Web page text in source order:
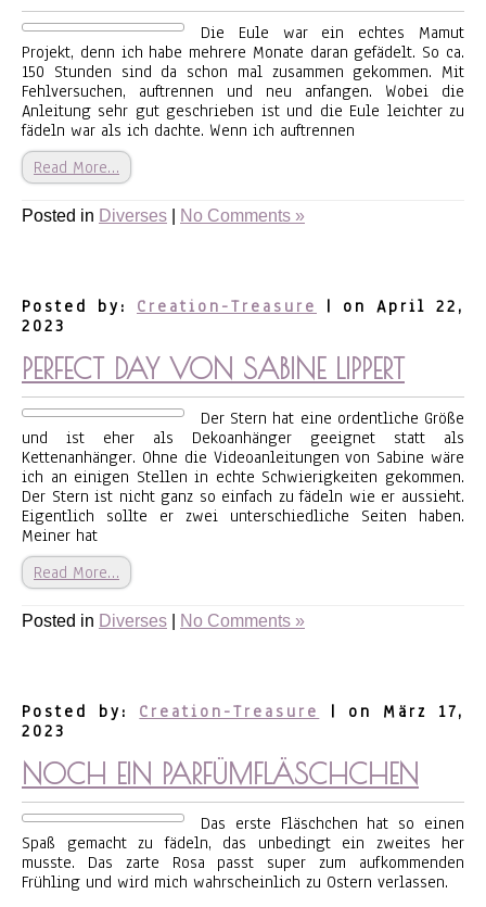
Die Eule war ein echtes Mamut
Projekt, denn ich habe mehrere Monate daran gefädelt. So ca.
150 Stunden sind da schon mal zusammen gekommen. Mit
Fehlversuchen, auftrennen und neu anfangen. Wobei die
Anleitung sehr gut geschrieben ist und die Eule leichter zu
fädeln war als ich dachte. Wenn ich auftrennen
Read More…
Posted in Diverses No Comments »
Posted by: Creation-Treasure
| on April 22,
2023
PERFECT DAY VON SABINE LIPPERT
Der Stern hat eine ordentliche Größe
und ist eher als Dekoanhänger geeignet statt als
Kettenanhänger. Ohne die Videoanleitungen von Sabine wäre
ich an einigen Stellen in echte Schwierigkeiten gekommen.
Der Stern ist nicht ganz so einfach zu fädeln wie er aussieht.
Eigentlich sollte er zwei unterschiedliche Seiten haben.
Meiner hat
Read More…
Posted in Diverses No Comments »
Posted by: Creation-Treasure
| on März 17,
2023
NOCH EIN PARFÜMFLÄSCHCHEN
Das erste Fläschchen hat so einen
Spaß gemacht zu fädeln, das unbedingt ein zweites her
musste. Das zarte Rosa passt super zum aufkommenden
Frühling und wird mich wahrscheinlich zu Ostern verlassen.